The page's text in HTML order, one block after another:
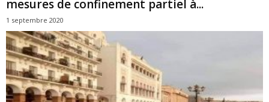
mesures de confinement partiel à...
1 septembre 2020